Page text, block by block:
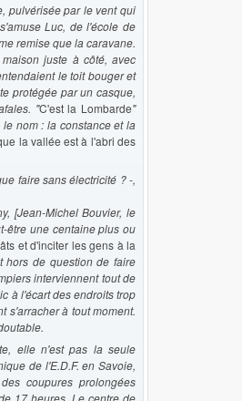
pulvérisée par le vent qui
Luc, de l'école de
remise que la caravane.
juste à côté, avec
le toit bouger et
protégée par un casque,
"C'est la Lombarde"
nom : la constance et la
la vallée est à l'abri des
faire sans électricité ? -,
[Jean-Michel Bouvier, le
être une centaine plus ou
et d'inciter les gens à la
hors de question de faire
interviennent tout de
à l'écart des endroits trop
s'arracher à tout moment.
elle n'est pas la seule
de l'E.D.F. en Savoie,
coupures prolongées
17 heures. Le centre de